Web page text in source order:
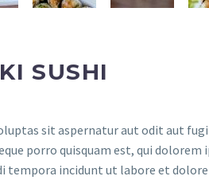
SUSHI
sit aspernatur aut odit aut
porro quisquam est, qui
tempora incidunt ut labore et